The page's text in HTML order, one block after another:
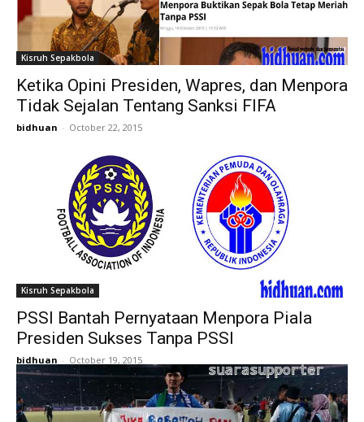
Kisruh Sepakbola
Ketika Opini Presiden, Wapres, dan Menpora
Tidak Sejalan Tentang Sanksi FIFA
bidhuan - October 22, 2015
Kisruh Sepakbola
PSSI Bantah Pernyataan Menpora Piala
Presiden Sukses Tanpa PSSI
bidhuan - October 19, 2015